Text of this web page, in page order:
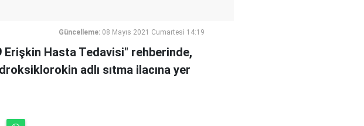
Güncelleme: 08 Mayıs 2021 Cumartesi 14:19
Erişkin Hasta Tedavisi" rehberinde,
adlı sıtma ilacına yer